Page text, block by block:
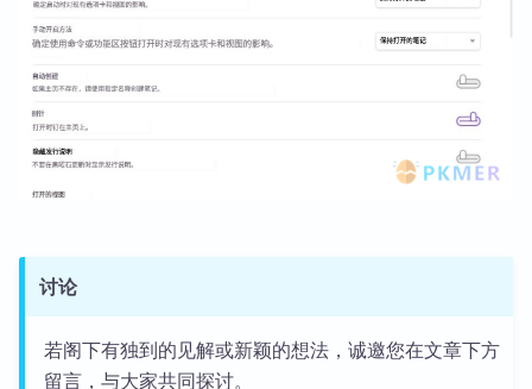
讨论
若阁下有独到的见解或新颖的想法，诚邀您在文章下方
留言，与大家共同探讨。